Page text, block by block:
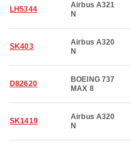
LH5344
Airbus A321
N
SK403
Airbus A320
N
D82620
BOEING 737
MAX 8
SK1419
Airbus A320
N